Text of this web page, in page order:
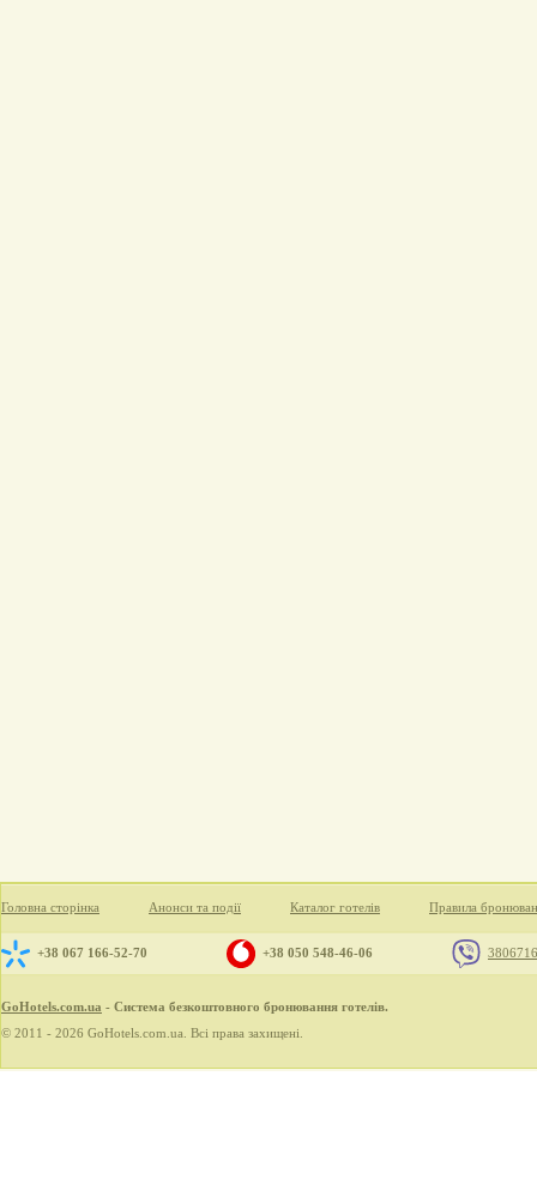
Головна сторінка Анонси та події Каталог готелів Правила
+38 067 166-52-70 +38 050 548-46-06
GoHotels.com.ua - Система безкоштовного бронювання готелів.
© 2011 - 2026 GoHotels.com.ua. Всі права захищені.